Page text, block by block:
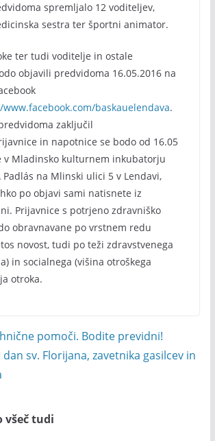
spremljalo 12 voditeljev,
sestra ter športni animator.
ter tudi voditelje in ostale
objavili predvidoma 16.05.2016 na
baskauelendava.
zaključil
in napotnice se bodo od 16.05
v Mladinsko kulturnem inkubatorju
Padlás na Mlinski ulici 5 v Lendavi,
po objavi sami natisnete iz
Prijavnice s potrjeno zdravniško
obravnavane po vrstnem redu
novost, tudi po teži zdravstvenega
in socialnega (višina otroškega
otroka.
pomoči. Bodite previdni!
dan sv. Florijana, zavetnika gasilcev in
všeč tudi